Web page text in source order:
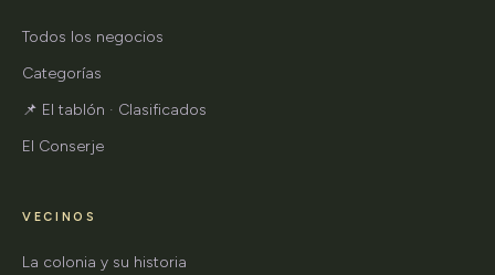
Todos los negocios
Categorías
📌 El tablón · Clasificados
El Conserje
VECINOS
La colonia y su historia